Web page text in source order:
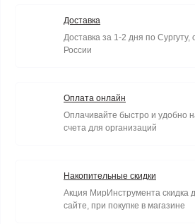
Доставка
Доставка за 1-2 дня по Сургуту,
России
Оплата онлайн
Оплачивайте быстро и удобно
счета для организаций
Накопительные скидки
Акция МирИнструмента скидка
сайте, при покупке в магазине